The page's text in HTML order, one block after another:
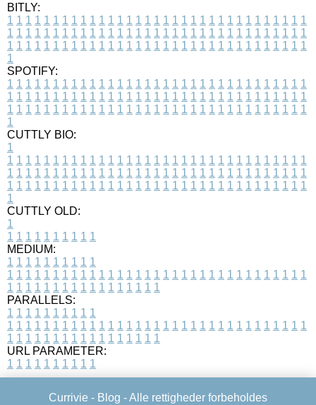
BITLY:
1 1 1 1 1 1 1 1 1 1 1 1 1 1 1 1 1 1 1 1 1 1 1 1 1 1 1 1 1 1 1 1 1
1 1 1 1 1 1 1 1 1 1 1 1 1 1 1 1 1 1 1 1 1 1 1 1 1 1 1 1 1 1 1 1 1
1 1 1 1 1 1 1 1 1 1 1 1 1 1 1 1 1 1 1 1 1 1 1 1 1 1 1 1 1 1 1 1 1
1
SPOTIFY:
1 1 1 1 1 1 1 1 1 1 1 1 1 1 1 1 1 1 1 1 1 1 1 1 1 1 1 1 1 1 1 1 1
1 1 1 1 1 1 1 1 1 1 1 1 1 1 1 1 1 1 1 1 1 1 1 1 1 1 1 1 1 1 1 1 1
1 1 1 1 1 1 1 1 1 1 1 1 1 1 1 1 1 1 1 1 1 1 1 1 1 1 1 1 1 1 1 1 1
1
CUTTLY BIO:
1
1 1 1 1 1 1 1 1 1 1 1 1 1 1 1 1 1 1 1 1 1 1 1 1 1 1 1 1 1 1 1 1 1
1 1 1 1 1 1 1 1 1 1 1 1 1 1 1 1 1 1 1 1 1 1 1 1 1 1 1 1 1 1 1 1 1
1 1 1 1 1 1 1 1 1 1 1 1 1 1 1 1 1 1 1 1 1 1 1 1 1 1 1 1 1 1 1 1 1
1
CUTTLY OLD:
1
1 1 1 1 1 1 1 1 1 1
MEDIUM:
1 1 1 1 1 1 1 1 1 1
1 1 1 1 1 1 1 1 1 1 1 1 1 1 1 1 1 1 1 1 1 1 1 1 1 1 1 1 1 1 1 1 1
1 1 1 1 1 1 1 1 1 1 1 1 1 1 1 1 1
PARALLELS:
1 1 1 1 1 1 1 1 1 1
1 1 1 1 1 1 1 1 1 1 1 1 1 1 1 1 1 1 1 1 1 1 1 1 1 1 1 1 1 1 1 1 1
1 1 1 1 1 1 1 1 1 1 1 1 1 1 1 1 1
URL PARAMETER:
1 1 1 1 1 1 1 1 1 1
Currivie - Blog - Alle rettigheder forbeholdes